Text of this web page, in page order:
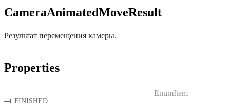
CameraAnimatedMoveResult
Результат перемещения камеры.
Properties
FINISHED
EnumItem